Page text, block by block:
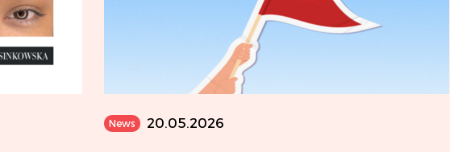
News 20.05.2026